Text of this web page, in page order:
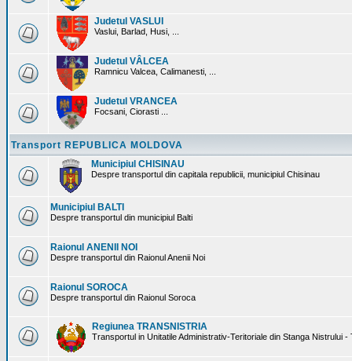
Judetul VASLUI
Vaslui, Barlad, Husi, ...
Judetul VÂLCEA
Ramnicu Valcea, Calimanesti, ...
Judetul VRANCEA
Focsani, Ciorasti ...
Transport REPUBLICA MOLDOVA
Municipiul CHISINAU
Despre transportul din capitala republicii, municipiul Chisinau
Municipiul BALTI
Despre transportul din municipiul Balti
Raionul ANENII NOI
Despre transportul din Raionul Anenii Noi
Raionul SOROCA
Despre transportul din Raionul Soroca
Regiunea TRANSNISTRIA
Transportul in Unitatile Administrativ-Teritoriale din Stanga Nistrului -